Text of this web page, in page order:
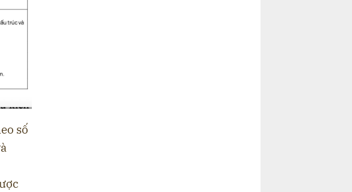
số